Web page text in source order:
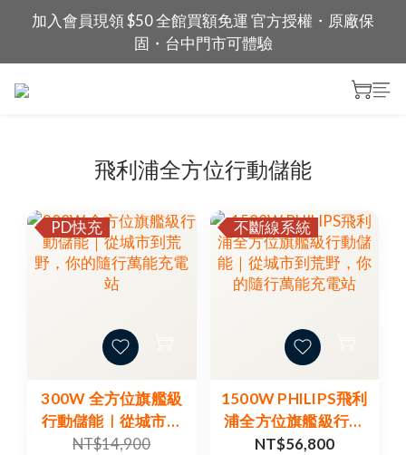
加入會員現領 $50 全館買額免運 官方授權・原廠保
固・台中門市可體驗
飛利浦全方位行動儲能
PD快充
300W 全方位旗艦級
行動儲能｜從城市到
荒野，你的隨行萬能
NT$14,900
不斷線系統
1500W PHILIPS飛利
浦全方位旗艦級行動
儲能｜從城市到荒
NT$56,800